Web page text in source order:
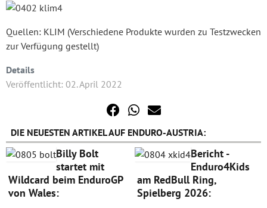
Quellen: KLIM (Verschiedene Produkte wurden zu Testzwecken
zur Verfügung gestellt)
Details
Veröffentlicht: 02. April 2022
DIE NEUESTEN ARTIKEL AUF ENDURO-AUSTRIA:
Billy Bolt
startet mit
Wildcard beim EnduroGP
von Wales:
Bericht -
Enduro4Kids
am RedBull Ring,
Spielberg 2026: